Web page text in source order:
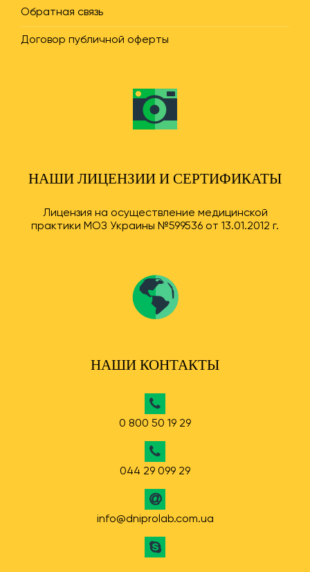
Обратная связь
Договор публичной оферты
НАШИ ЛИЦЕНЗИИ И СЕРТИФИКАТЫ
Лицензия на осуществление медицинской
практики МОЗ Украины №599536 от 13.01.2012 г.
НАШИ КОНТАКТЫ
0 800 50 19 29
044 29 099 29
info@dniprolab.com.ua